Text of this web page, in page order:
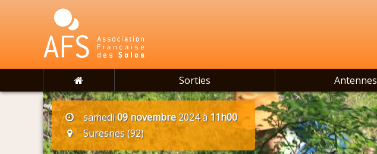
Sorties Antennes
samedi09 novembre2024 à11h00
Suresnes (92)